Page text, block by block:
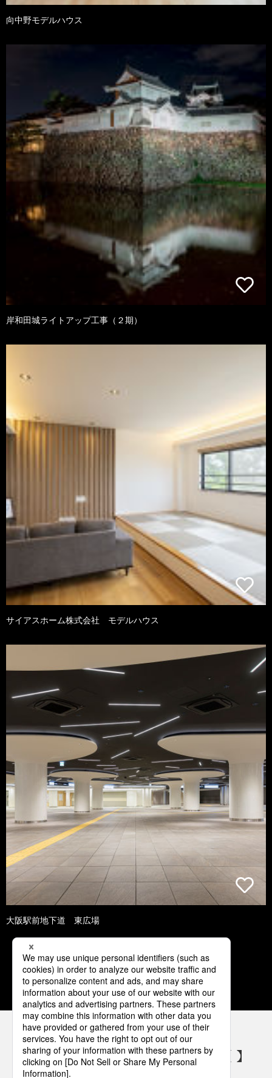
向中野モデルハウス
岸和田城ライトアップ工事（２期）
サイアスホーム株式会社 モデルハウス
大阪駅前地下道 東広場
1 2 3 4 5
パナソニックの電気設備 SNSアカウント